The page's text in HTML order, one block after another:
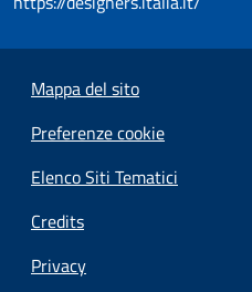
Mappa del sito
Preferenze cookie
Elenco Siti Tematici
Credits
Privacy